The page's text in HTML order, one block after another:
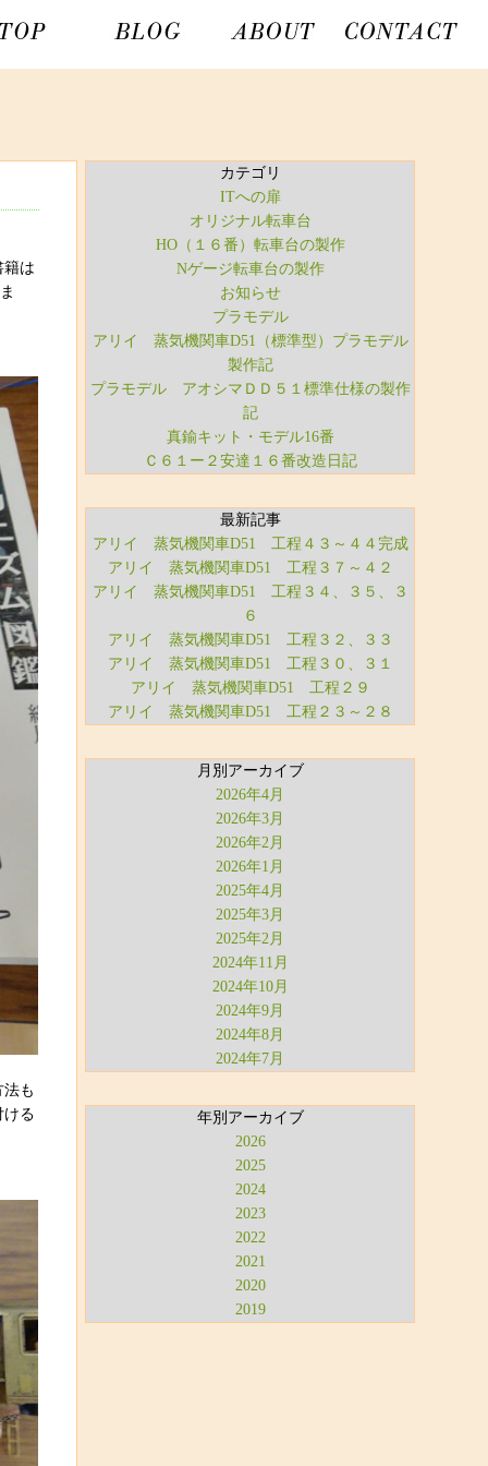
籍は
も
ける
カテゴリ
ITへの扉
オリジナル転車台
HO（１６番）転車台の製作
Nゲージ転車台の製作
お知らせ
プラモデル
アリイ 蒸気機関車D51（標準型）プラモデル
製作記
プラモデル アオシマＤＤ５１標準仕様の製作
記
真鍮キット・モデル16番
Ｃ６１ー２安達１６番改造日記
最新記事
アリイ 蒸気機関車D51 工程４３～４４完成
アリイ 蒸気機関車D51 工程３７～４２
アリイ 蒸気機関車D51 工程３４、３５、３
６
アリイ 蒸気機関車D51 工程３２、３３
アリイ 蒸気機関車D51 工程３０、３１
アリイ 蒸気機関車D51 工程２９
アリイ 蒸気機関車D51 工程２３～２８
月別アーカイブ
2026年4月
2026年3月
2026年2月
2026年1月
2025年4月
2025年3月
2025年2月
2024年11月
2024年10月
2024年9月
2024年8月
2024年7月
年別アーカイブ
2026
2025
2024
2023
2022
2021
2020
2019